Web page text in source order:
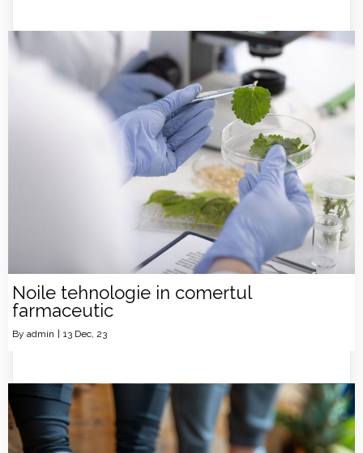
Noile tehnologie in comertul
farmaceutic
By admin | 13 Dec, 23